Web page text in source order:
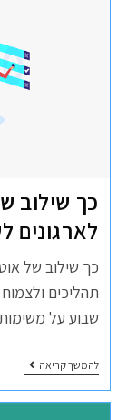
לארגונים
תהליכים
שבוע על
להמשך קריאה